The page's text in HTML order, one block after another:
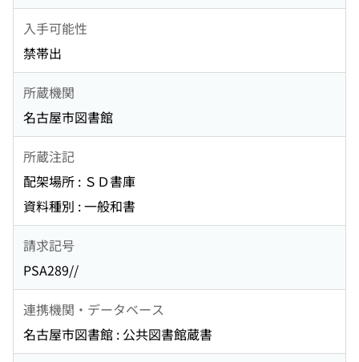
入手可能性
禁帯出
所蔵機関
名古屋市図書館
所蔵注記
配架場所 : ＳＤ書庫
資料種別 : 一般和書
請求記号
PSA289//
連携機関・データベース
名古屋市図書館 : 公共図書館蔵書